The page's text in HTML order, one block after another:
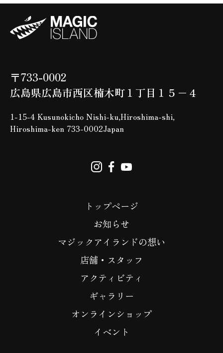
〒733-0002
広島県広島市西区楠木町１丁目１５−４
1-15-4 Kusunokicho Nishi-ku,Hiroshima-shi,
Hiroshima-ken 733-0002Japan
トップページ
お知らせ
マジックアイランドの想い
店舗・スタッフ
アクティビティ
ギャラリー
オンラインショップ
イベント